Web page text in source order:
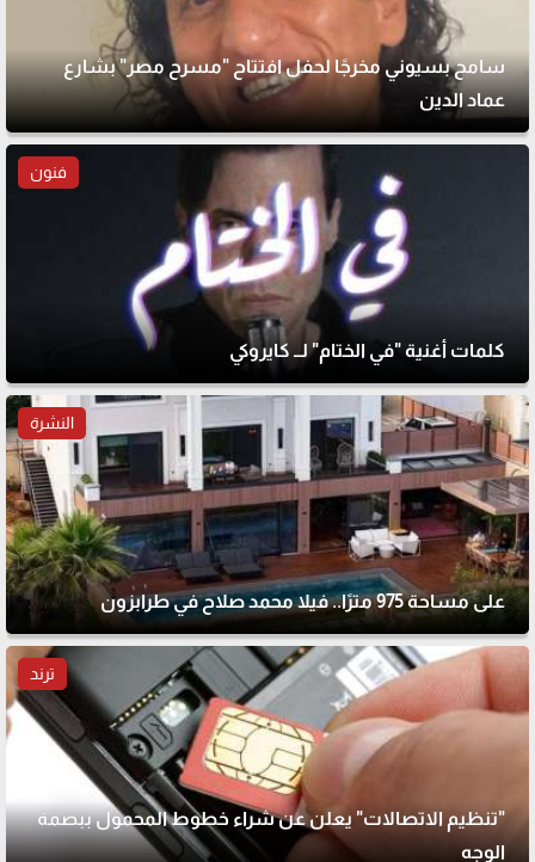
سامح بسيوني مخرجًا لحفل افتتاح "مسرح مصر" بشارع
عماد الدين
فنون
كلمات أغنية "في الختام" لــ كايروكي
النشرة
على مساحة 975 مترًا.. فيلا محمد صلاح في طرابزون
ترند
"تنظيم الاتصالات" يعلن عن شراء خطوط المحمول ببصمة
الوجه